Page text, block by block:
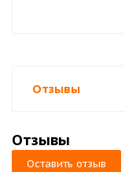
Отзывы
Отзывы
Оставить отзыв